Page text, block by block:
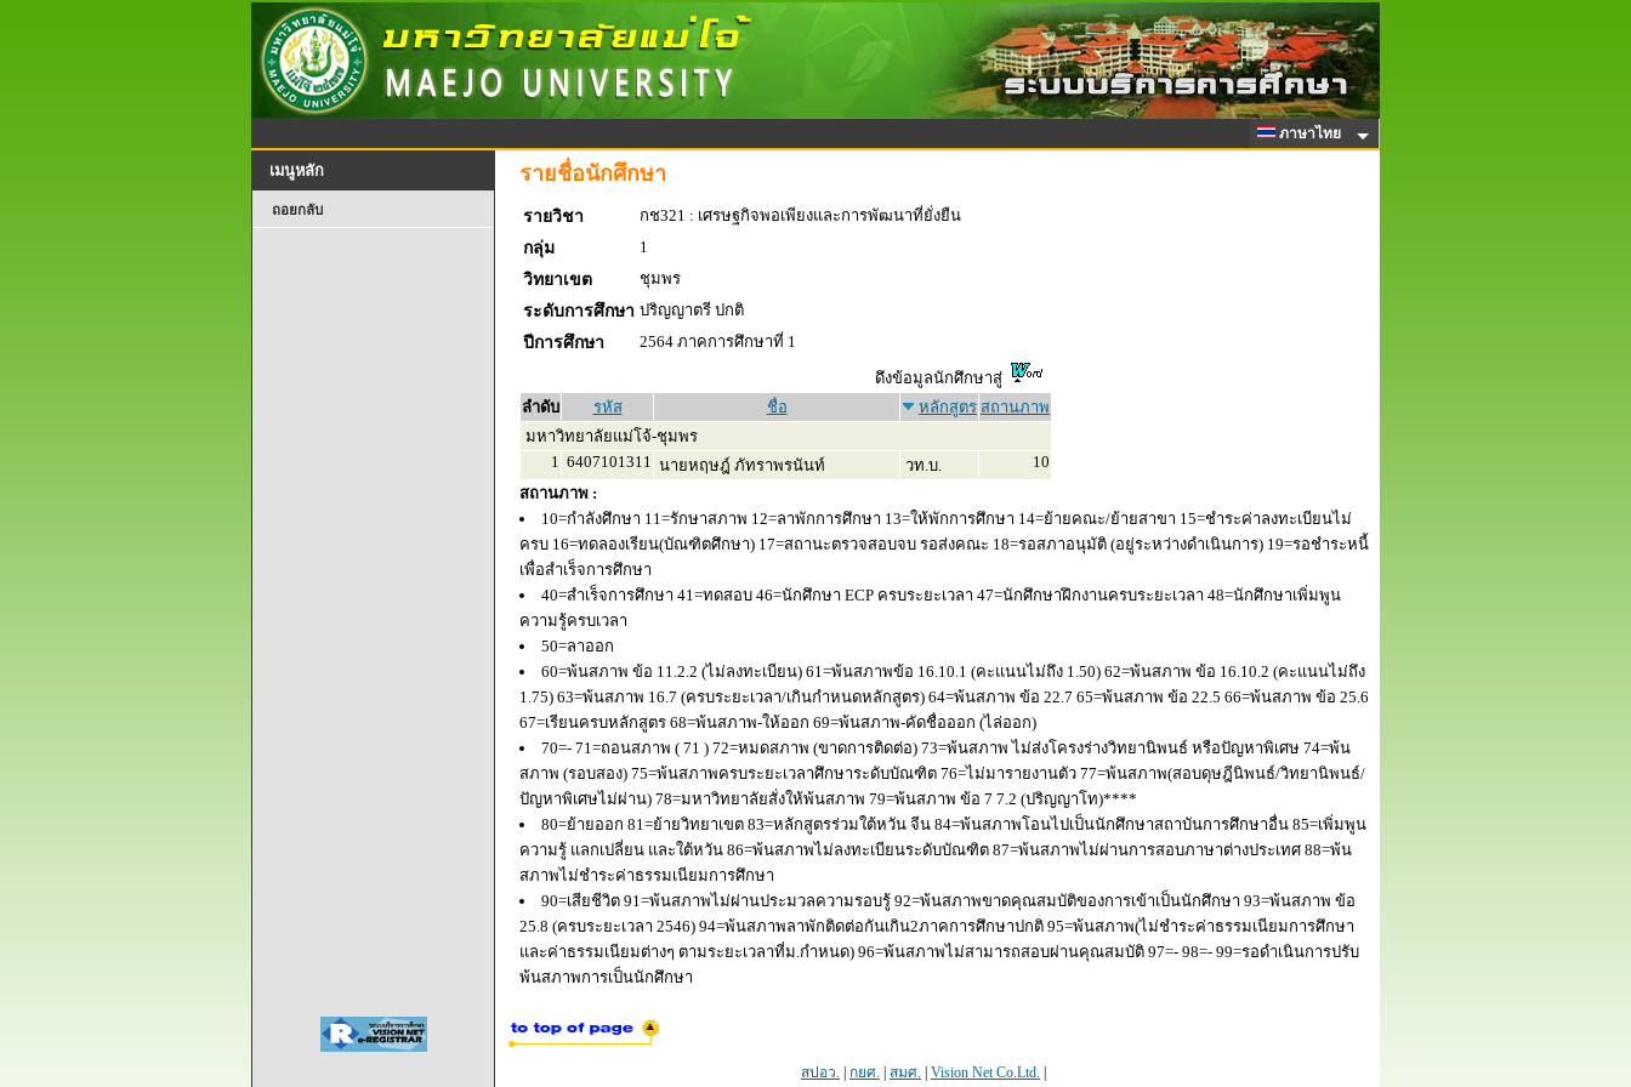
ภาษาไทย
เมนูหลัก
ถอยกลับ
รายชื่อนักศึกษา
รายวิชา
กช321 : เศรษฐกิจพอเพียงและการพัฒนาที่ยั่งยืน
กลุ่ม
1
วิทยาเขต
ชุมพร
ระดับการศึกษา ปริญญาตรี ปกติ
ปีการศึกษา
2564 ภาคการศึกษาที่ 1
ดึงข้อมูลนักศึกษาสู่
ลำดับ
รหัส ชื่อ หลักสูตร สถานภาพ
มหาวิทยาลัยแม่โจ้-ชุมพร
1 6407101311 นายหฤษฎ์ ภัทราพรนันท์ วท.บ.
10
สถานภาพ :
10=กำลังศึกษา 11=รักษาสภาพ 12=ลาพักการศึกษา 13=ให้พักการศึกษา 14=ย้ายคณะ/ย้ายสาขา 15=ชำระค่าลงทะเบียนไม่
ครบ 16=ทดลองเรียน(บัณฑิตศึกษา) 17=สถานะตรวจสอบจบ รอส่งคณะ 18=รอสภาอนุมัติ (อยู่ระหว่างดำเนินการ) 19=รอชำระหนี้
เพื่อสำเร็จการศึกษา
40=สำเร็จการศึกษา 41=ทดสอบ 46=นักศึกษา ECP ครบระยะเวลา 47=นักศึกษาฝึกงานครบระยะเวลา 48=นักศึกษาเพิ่มพูน
ความรู้ครบเวลา
50=ลาออก
60=พ้นสภาพ ข้อ 11.2.2 (ไม่ลงทะเบียน) 61=พ้นสภาพข้อ 16.10.1 (คะแนนไม่ถึง 1.50) 62=พ้นสภาพ ข้อ 16.10.2 (คะแนนไม่ถึง
1.75) 63=พ้นสภาพ 16.7 (ครบระยะเวลา/เกินกำหนดหลักสูตร) 64=พ้นสภาพ ข้อ 22.7 65=พ้นสภาพ ข้อ 22.5 66=พ้นสภาพ ข้อ 25.6
67=เรียนครบหลักสูตร 68=พ้นสภาพ-ให้ออก 69=พ้นสภาพ-คัดชื่อออก (ไล่ออก)
70=- 71=ถอนสภาพ ( 71 ) 72=หมดสภาพ (ขาดการติดต่อ) 73=พ้นสภาพ ไม่ส่งโครงร่างวิทยานิพนธ์ หรือปัญหาพิเศษ 74=พ้น
สภาพ (รอบสอง) 75=พ้นสภาพครบระยะเวลาศึกษาระดับบัณฑิต 76=ไม่มารายงานตัว 77=พ้นสภาพ(สอบดุษฎีนิพนธ์/วิทยานิพนธ์/
ปัญหาพิเศษไม่ผ่าน) 78=มหาวิทยาลัยสั่งให้พ้นสภาพ 79=พ้นสภาพ ข้อ 7 7.2 (ปริญญาโท)****
80=ย้ายออก 81=ย้ายวิทยาเขต 83=หลักสูตรร่วมใต้หวัน จีน 84=พ้นสภาพโอนไปเป็นนักศึกษาสถาบันการศึกษาอื่น 85=เพิ่มพูน
ความรู้ แลกเปลี่ยน และใต้หวัน 86=พ้นสภาพไม่ลงทะเบียนระดับบัณฑิต 87=พ้นสภาพไม่ผ่านการสอบภาษาต่างประเทศ 88=พ้น
สภาพไม่ชำระค่าธรรมเนียมการศึกษา
90=เสียชีวิต 91=พ้นสภาพไม่ผ่านประมวลความรอบรู้ 92=พ้นสภาพขาดคุณสมบัติของการเข้าเป็นนักศึกษา 93=พ้นสภาพ ข้อ
25.8 (ครบระยะเวลา 2546) 94=พ้นสภาพลาพักติดต่อกันเกิน2ภาคการศึกษาปกติ 95=พ้นสภาพ(ไม่ชำระค่าธรรมเนียมการศึกษา
และค่าธรรมเนียมต่างๆ ตามระยะเวลาที่ม.กำหนด) 96=พ้นสภาพไม่สามารถสอบผ่านคุณสมบัติ 97=- 98=- 99=รอดำเนินการปรับ
พ้นสภาพการเป็นนักศึกษา
สปอว. กยศ. สมศ. Vision Net Co.Ltd.